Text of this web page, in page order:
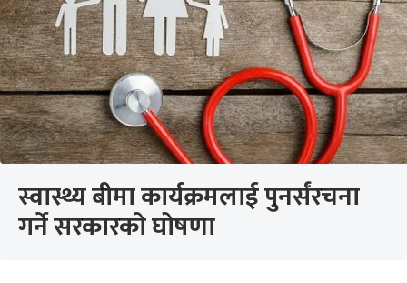
स्वास्थ्य बीमा कार्यक्रमलाई पुनर्संरचना
गर्ने सरकारको घोषणा